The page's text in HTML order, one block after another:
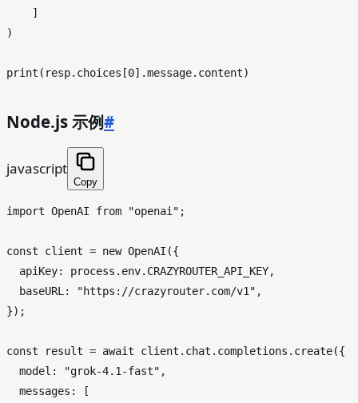
    ]
)
print (resp.choices[0
Node.js 示例#
javascript
Copy
import OpenAI from "openai" ;
const client = new OpenAI ({
apiKey: process. env. CRAZYROUTER_API_KEY,
baseURL : "https://crazyrouter.com/v1" ,
});
const result = await client. chat . completions . create({
model : "grok-4.1-fast" ,
messages : [